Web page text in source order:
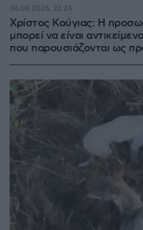
Χρίστος Κούγιας: Η
μπορεί να είναι
που παρουσιάζονται ως
06.08.2026, 22:24